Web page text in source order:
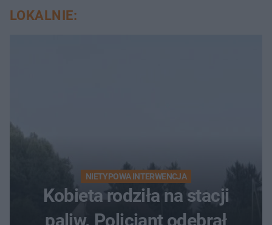
LOKALNIE:
NIETYPOWA INTERWENCJA
Kobieta rodziła na stacji
paliw. Policjant odebrał